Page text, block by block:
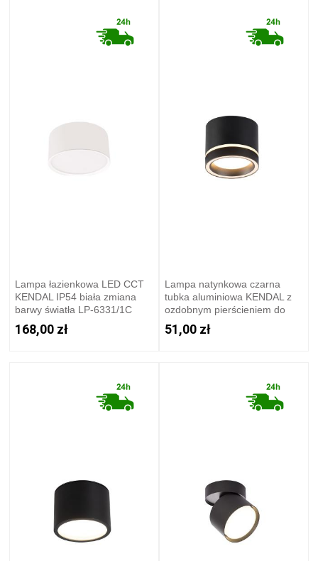
Lampa łazienkowa LED CCT
KENDAL IP54 biała zmiana
barwy światła LP-6331/1C
IP54 WH Light Prestige
168,00 zł
Lampa natynkowa czarna
tubka aluminiowa KENDAL z
ozdobnym pierścieniem do
salonu GX53 LP-6331/1SM R2
BK Light Prestige
51,00 zł